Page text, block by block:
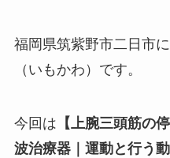
福岡県筑紫野市二日市
（いもかわ）です。
今回は 【上腕三頭筋の
波治療器｜運動と行う動